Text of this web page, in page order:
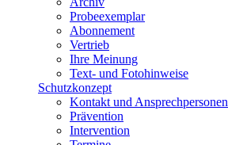
Probeexemplar
Abonnement
Vertrieb
Ihre Meinung
Text- und Fotohinweise
Schutzkonzept
Kontakt und Ansprechpersonen
Prävention
Intervention